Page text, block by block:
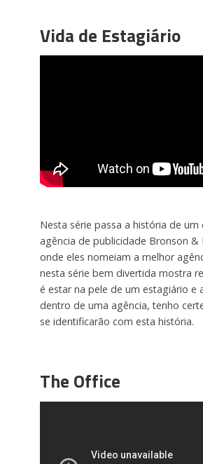
Vida de Estagiário
Nesta série passa a história de um
agência de publicidade Bronson &
onde eles nomeiam a melhor
nesta série bem divertida mostra
é estar na pele de um estagiário e
dentro de uma agência, tenho
se identificarão com esta história.
The Office